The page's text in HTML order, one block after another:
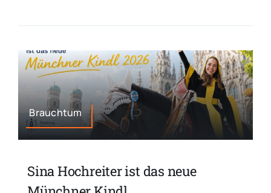
Brauchtum
Sina Hochreiter ist das neue